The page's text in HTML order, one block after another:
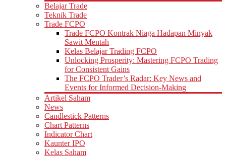
Belajar Trade
Teknik Trade
Trade FCPO
Trade FCPO Kontrak Niaga Hadapan Minyak
Sawit Mentah
Kelas Belajar Trading FCPO
Unlocking Prosperity: Mastering FCPO Trading
for Consistent Gains
The FCPO Trader’s Radar: Key News and
Events for Informed Decision-Making
Artikel Saham
News
Candlestick Patterns
Chart Patterns
Indicator Chart
Kaunter IPO
Kelas Saham